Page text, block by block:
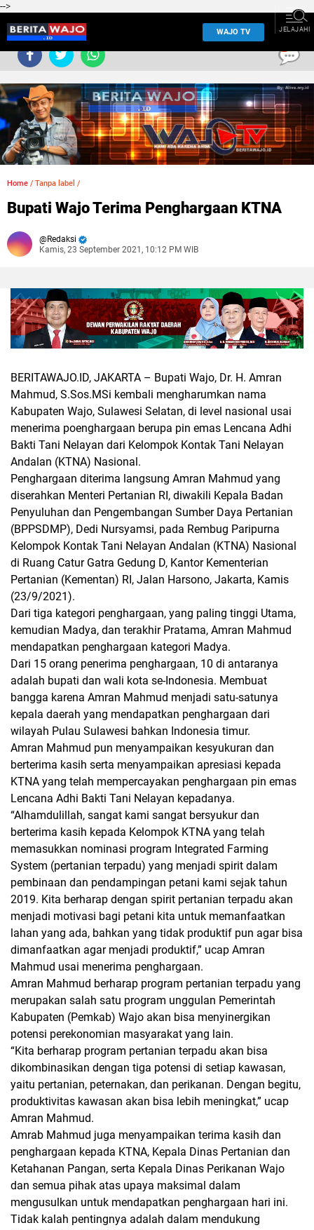
-->
WAJO TV JELAJAHI
Home / Tanpa label /
Bupati Wajo Terima Penghargaan KTNA
Redaksi
Kamis, 23 September 2021, 10:12 PM WIB
BERITAWAJO.ID, JAKARTA – Bupati Wajo, Dr. H. Amran
Mahmud, S.Sos.MSi kembali mengharumkan nama
Kabupaten Wajo, Sulawesi Selatan, di level nasional usai
menerima poenghargaan berupa pin emas Lencana Adhi
Bakti Tani Nelayan dari Kelompok Kontak Tani Nelayan
Andalan (KTNA) Nasional.
Penghargaan diterima langsung Amran Mahmud yang
diserahkan Menteri Pertanian RI, diwakili Kepala Badan
Penyuluhan dan Pengembangan Sumber Daya Pertanian
(BPPSDMP), Dedi Nursyamsi, pada Rembug Paripurna
Kelompok Kontak Tani Nelayan Andalan (KTNA) Nasional
di Ruang Catur Gatra Gedung D, Kantor Kementerian
Pertanian (Kementan) RI, Jalan Harsono, Jakarta, Kamis
(23/9/2021).
Dari tiga kategori penghargaan, yang paling tinggi Utama,
kemudian Madya, dan terakhir Pratama, Amran Mahmud
mendapatkan penghargaan kategori Madya.
Dari 15 orang penerima penghargaan, 10 di antaranya
adalah bupati dan wali kota se-Indonesia. Membuat
bangga karena Amran Mahmud menjadi satu-satunya
kepala daerah yang mendapatkan penghargaan dari
wilayah Pulau Sulawesi bahkan Indonesia timur.
Amran Mahmud pun menyampaikan kesyukuran dan
berterima kasih serta menyampaikan apresiasi kepada
KTNA yang telah mempercayakan penghargaan pin emas
Lencana Adhi Bakti Tani Nelayan kepadanya.
“Alhamdulillah, sangat kami sangat bersyukur dan
berterima kasih kepada Kelompok KTNA yang telah
memasukkan nominasi program Integrated Farming
System (pertanian terpadu) yang menjadi spirit dalam
pembinaan dan pendampingan petani kami sejak tahun
2019. Kita berharap dengan spirit pertanian terpadu akan
menjadi motivasi bagi petani kita untuk memanfaatkan
lahan yang ada, bahkan yang tidak produktif pun agar bisa
dimanfaatkan agar menjadi produktif,” ucap Amran
Mahmud usai menerima penghargaan.
Amran Mahmud berharap program pertanian terpadu yang
merupakan salah satu program unggulan Pemerintah
Kabupaten (Pemkab) Wajo akan bisa menyinergikan
potensi perekonomian masyarakat yang lain.
“Kita berharap program pertanian terpadu akan bisa
dikombinasikan dengan tiga potensi di setiap kawasan,
yaitu pertanian, peternakan, dan perikanan. Dengan begitu,
produktivitas kawasan akan bisa lebih meningkat,” ucap
Amran Mahmud.
Amrab Mahmud juga menyampaikan terima kasih dan
penghargaan kepada KTNA, Kepala Dinas Pertanian dan
Ketahanan Pangan, serta Kepala Dinas Perikanan Wajo
dan semua pihak atas upaya maksimal dalam
mengusulkan untuk mendapatkan penghargaan hari ini.
Tidak kalah pentingnya adalah dalam mendukung